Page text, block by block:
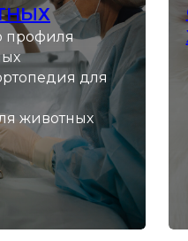
профиля
для
животных